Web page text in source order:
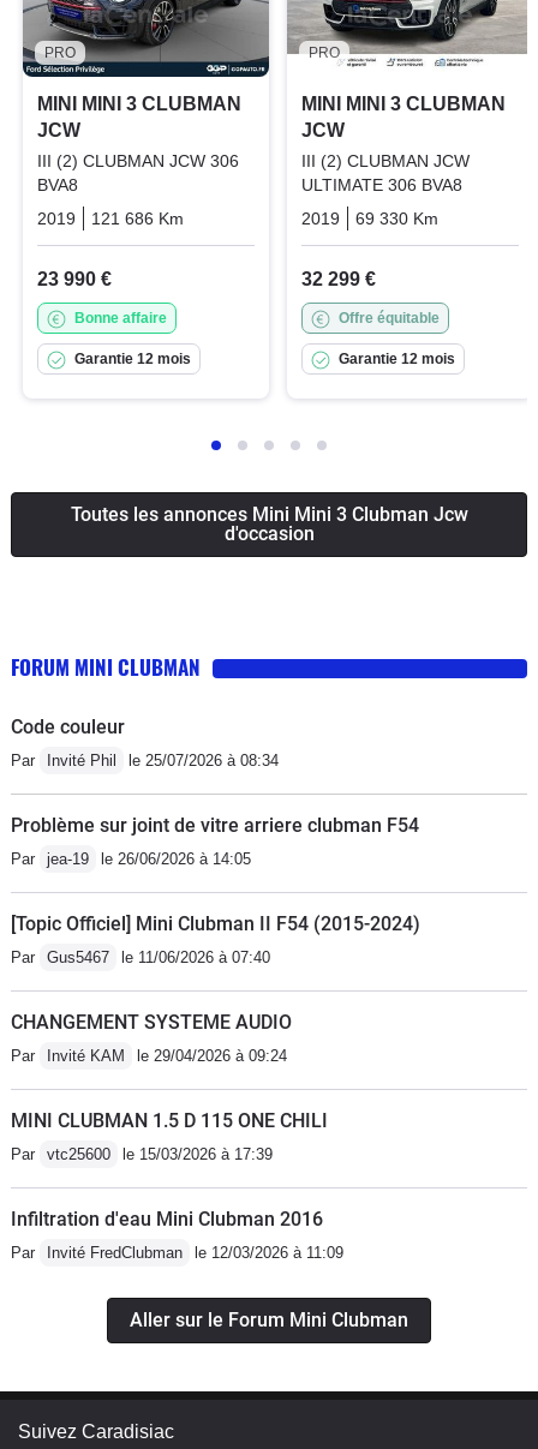
PRO
MINI MINI 3 CLUBMAN
JCW
III (2) CLUBMAN JCW 306
BVA8
2019
121 686 Km Essence
23 990 €
Bonne affaire
Garantie 12 mois
PRO
MINI MINI 3 CLUBMAN
JCW
III (2) CLUBMAN JCW
ULTIMATE 306 BVA8
2019
69 330 Km
32 299 €
Offre équitable
Garantie 12 mois
Toutes les annonces Mini Mini 3 Clubman Jcw
d'occasion
FORUM MINI CLUBMAN
Code couleur
Par Invité Phil le 25/07/2026 à 08:34
Problème sur joint de vitre arriere clubman F54
Par jea-19 le 26/06/2026 à 14:05
[Topic Officiel] Mini Clubman II F54 (2015-2024)
Par Gus5467 le 11/06/2026 à 07:40
CHANGEMENT SYSTEME AUDIO
Par Invité KAM le 29/04/2026 à 09:24
MINI CLUBMAN 1.5 D 115 ONE CHILI
Par vtc25600 le 15/03/2026 à 17:39
Infiltration d'eau Mini Clubman 2016
Par Invité FredClubman le 12/03/2026 à 11:09
Aller sur le Forum Mini Clubman
Suivez Caradisiac